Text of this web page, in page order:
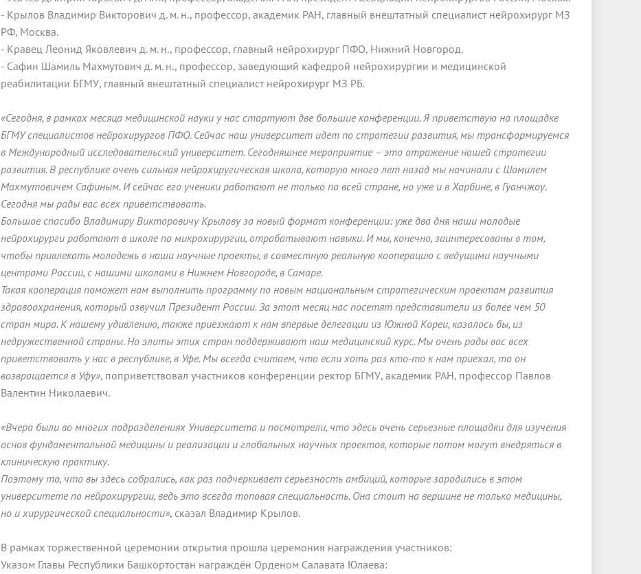
- Крылов Владимир Викторович д. м. н., профессор, академик РАН, главный внештатный специалист нейрохирург МЗ
РФ, Москва.
- Кравец Леонид Яковлевич д. м. н., профессор, главный нейрохирург ПФО, Нижний Новгород.
- Сафин Шамиль Махмутович д. м. н., профессор, заведующий кафедрой нейрохирургии и медицинской
реабилитации БГМУ, главный внештатный специалист нейрохирург МЗ РБ.
«Сегодня, в рамках месяца медицинской науки у нас стартуют две большие конференции. Я приветствую на площадке
БГМУ специалистов нейрохирургов ПФО. Сейчас наш университет идет по стратегии развития, мы трансформируемся
в Международный исследовательский университет. Сегодняшнее мероприятие – это отражение нашей стратегии
развития. В республике очень сильная нейрохиругическая школа, которую много лет назад мы начинали с Шамилем
Махмутовичем Сафиным. И сейчас его ученики работают не только по всей стране, но уже и в Харбине, в Гуанчжоу.
Сегодня мы рады вас всех приветствовать.
Большое спасибо Владимиру Викторовичу Крылову за новый формат конференции: уже два дня наши молодые
нейрохирурги работают в школе по микрохирургии, отрабатывают навыки. И мы, конечно, заинтересованы в том,
чтобы привлекать молодежь в наши научные проекты, в совместную реальную кооперацию с ведущими научными
центрами России, с нашими школами в Нижнем Новгороде, в Самаре.
Такая кооперация поможет нам выполнить программу по новым национальным стратегическим проектам развития
здравоохранения, который озвучил Президент России. За этот месяц нас посетят представители из более чем 50
стран мира. К нашему удивлению, также приезжают к нам впервые делегации из Южной Кореи, казалось бы, из
недружественной страны. Но элиты этих стран поддерживают наш медицинский курс. Мы очень рады вас всех
приветствовать у нас в республике, в Уфе. Мы всегда считаем, что если хоть раз кто-то к нам приехал, то он
возвращается в Уфу», поприветствовал участников конференции ректор БГМУ, академик РАН, профессор Павлов
Валентин Николаевич.
«Вчера были во многих подразделениях Университета и посмотрели, что здесь очень серьезные площадки для изучения
основ фундаментальной медицины и реализации и глобальных научных проектов, которые потом могут внедряться в
клиническую практику.
Поэтому то, что вы здесь собрались, как раз подчеркивает серьезность амбиций, которые зародились в этом
университете по нейрохирургии, ведь это всегда топовая специальность. Она стоит на вершине не только медицины,
но и хирургической специальности», сказал Владимир Крылов.
В рамках торжественной церемонии открытия прошла церемония награждения участников:
Указом Главы Республики Башкортостан награждён Орденом Салавата Юлаева: